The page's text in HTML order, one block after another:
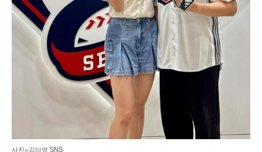
사진=김다영 SNS